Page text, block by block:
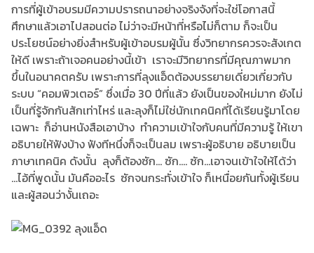
การที่ผู้เข้าอบรมมีความปรารถนาอย่างจริงจังที่จะใช่โอกาสนี้
ศึกษาแล้วเอาไปสอนต่อ ไม่ว่าจะมีหน้าที่หรือไม่ก็ตาม ก็จะเป็น
ประโยชน์อย่างยิ่งสำหรับผู้เข้าอบรมผู้นั้น ซึ่งวิทยากรควรจะสังเกต
ให้ดี เพราะถ้าเจอคนอย่างนี้เข้า เราจะมีวิทยากรที่มีคุณภาพมาก
ขึ้นในอนาคตครับ เพราะการที่ลุงแอ็ดต้องบรรยายเดี่ยวเกี่ยวกับ
ระบบ “คอมพิวเตอร์” ซึ่งเมื่อ 30 ปีที่แล้ว ยังเป็นของใหม่มาก ยังไม่
เป็นที่รู้จักกันสักเท่าไหร่ และลุงก็ไม่ใช่นักเทคนิคที่ได้เรียนรู้มาโดย
เฉพาะ ก็อ่านหนังสือเอาบ้าง ทำความเข้าใจกับคนที่มีความรู้ ให้เขา
อธิบายให้ฟังบ้าง ฟังทีหนึ่งก็จะเป็นลม เพราะผู้อธิบาย อธิบายเป็น
ภาษาเทคนิค ดังนั้น ลุงก็ต้องซัก... ซัก.... ซัก...เอาจนเข้าใจให้ได้ว่า
...ไอ้ที่พูดนั้น มันคืออะไร ซักจนกระทั่งเข้าใจ ก็เหนื่อยกันทั้งผู้เรียน
และผู้สอนว่างั้นเถอะ